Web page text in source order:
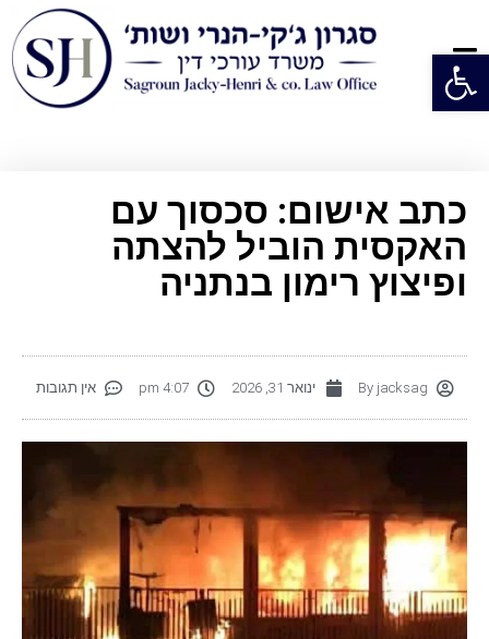
כתב אישום: סכסוך עם
האקסית הוביל להצתה
ופיצוץ רימון בנתניה
Byjacksag ינואר 31, 2026 4:07 pm אין תגובות
פתח סרגל נגישות